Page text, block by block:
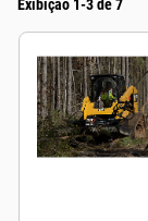
Exibição 1-3 de 7